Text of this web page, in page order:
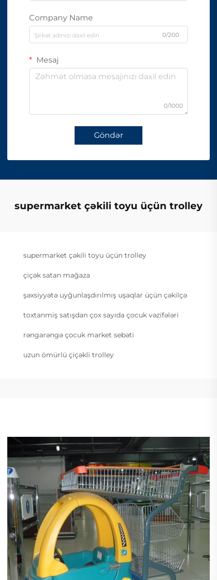
Company Name
0/200
Mesaj
0/1000
Göndər
supermarket çəkili toyu üçün trolley
supermarket çəkili toyu üçün trolley
çiçək satan mağaza
şəxsiyyətə uyğunlaşdırılmış uşaqlar üçün çəkilçə
toxtanmiş satışdan çox sayıda çocuk vəzifələri
rəngarəngə çocuk market sebəti
uzun ömürlü çiçəkli trolley